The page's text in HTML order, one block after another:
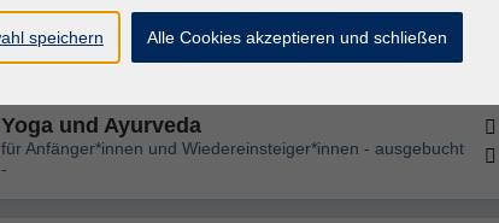
Wirbelsäulengymnastik
Yoga und Ayurveda
für Anfänger*innen und Wiedereinsteiger*innen - ausgebucht
-
speichern Alle Cookies akzeptieren und schließen